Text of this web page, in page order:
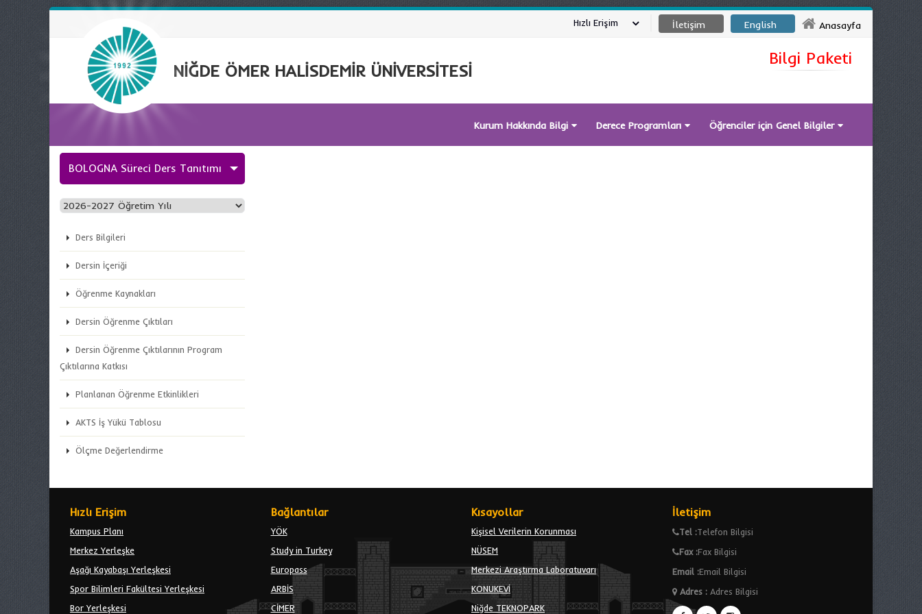
Anasayfa
English
İletişim
Hızlı Erişim
NİĞDE ÖMER HALİSDEMİR ÜNİVERSİTESİ
Bilgi Paketi
Kurum Hakkında Bilgi Derece Programları Öğrenciler için Genel Bilgiler
BOLOGNA Süreci Ders Tanıtımı
Ders Bilgileri
Dersin İçeriği
Öğrenme Kaynakları
Dersin Öğrenme Çıktıları
Dersin Öğrenme Çıktılarının Program
Çıktılarına Katkısı
Planlanan Öğrenme Etkinlikleri
AKTS İş Yükü Tablosu
Ölçme Değerlendirme
Hızlı Erişim
Kampus Planı
Merkez Yerleşke
Aşağı Kayabaşı Yerleşkesi
Spor Bilimleri Fakültesi Yerleşkesi
Bor Yerleşkesi
Bağlantılar
YÖK
Study in Turkey
Europass
ARBİS
CİMER
Kısayollar
Kişisel Verilerin Korunması
NÜSEM
Merkezi Araştırma Laboratuvarı
KONUKEVİ
Niğde TEKNOPARK
İletişim
Tel :Telefon Bilgisi
Fax :Fax Bilgisi
Email :Email Bilgisi
Adres:Adres Bilgisi